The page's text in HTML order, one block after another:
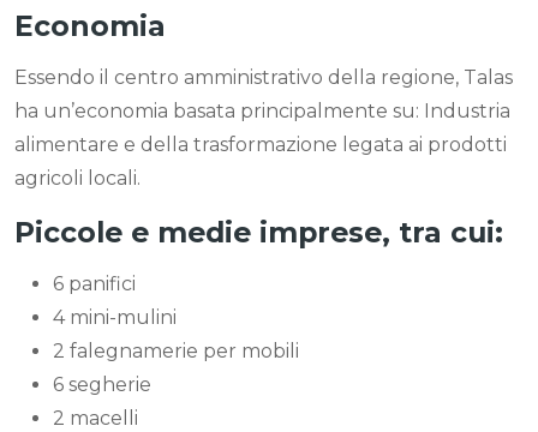
Economia
Essendo il centro amministrativo della regione, Talas
ha un’economia basata principalmente su: Industria
alimentare e della trasformazione legata ai prodotti
agricoli locali.
Piccole e medie imprese, tra cui:
6 panifici
4 mini-mulini
2 falegnamerie per mobili
6 segherie
2 macelli